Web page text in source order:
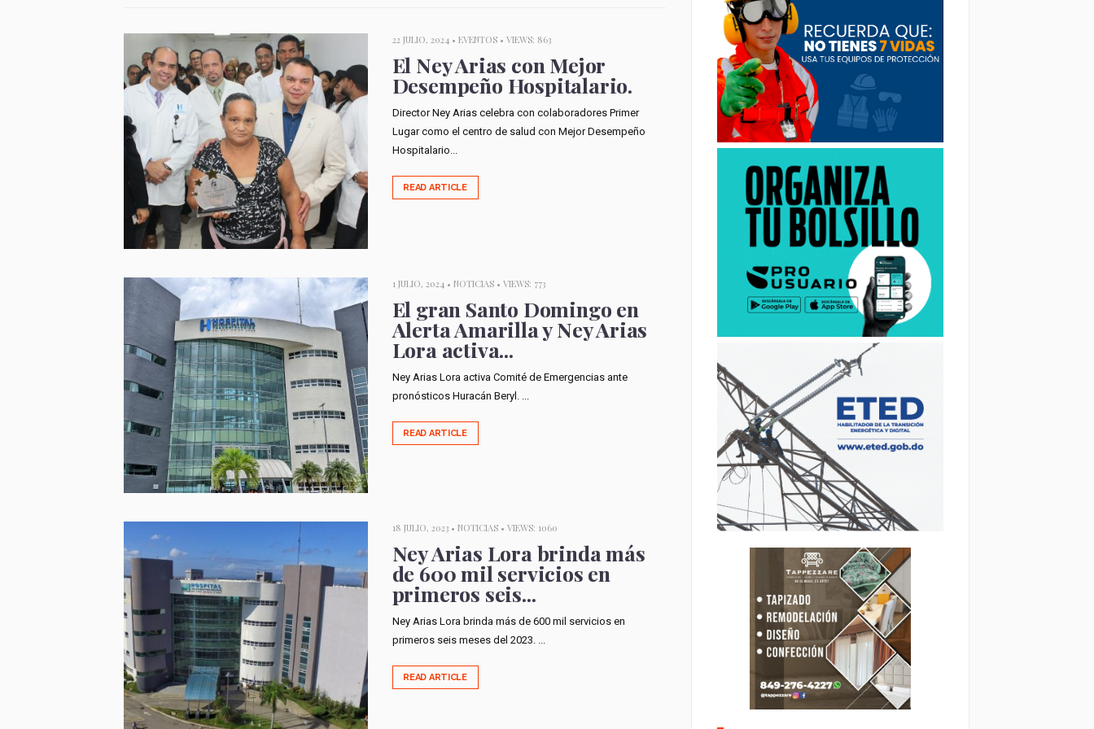
22 JULIO, 2024 • EVENTOS• VIEWS: 863
El Ney Arias con Mejor
Desempeño Hospitalario.
Director Ney Arias celebra con colaboradores Primer
Lugar como el centro de salud con Mejor Desempeño
Hospitalario...
READ ARTICLE
1 JULIO, 2024 • NOTICIAS• VIEWS: 773
El gran Santo Domingo en
Alerta Amarilla y Ney Arias
Lora activa...
Ney Arias Lora activa Comité de Emergencias ante
pronósticos Huracán Beryl. ...
READ ARTICLE
18 JULIO, 2023 • NOTICIAS• VIEWS: 1060
Ney Arias Lora brinda más
de 600 mil servicios en
primeros seis...
Ney Arias Lora brinda más de 600 mil servicios en
primeros seis meses del 2023. ...
READ ARTICLE